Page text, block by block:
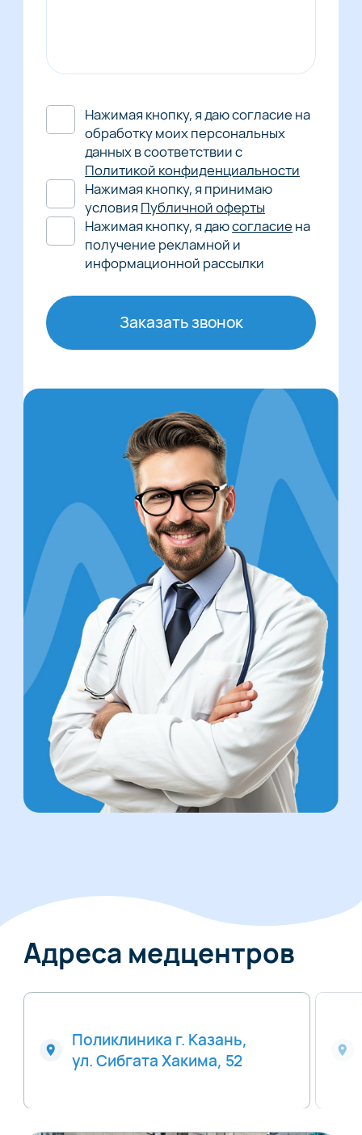
Нажимая кнопку, я даю согласие на
обработку моих персональных
данных в соответствии с
Политикой конфиденциальности
Нажимая кнопку, я принимаю
условия Публичной оферты
Нажимая кнопку, я даюсогласие на
получение рекламной и
информационной рассылки
Заказать звонок
Адреса медцентров
Поликлиника г. Казань,
ул. Сибгата Хакима, 52